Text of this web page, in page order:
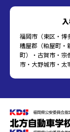
福岡市（東区・博
糟屋郡（粕屋町・
町）・古賀市・宗
市・大野城市・太